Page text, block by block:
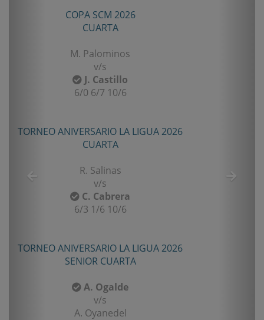
TORNEO ANIVERSARIO LA LIGUA 2026
SENIOR TERCERA
B. Castillo
v/s
F. Gomez
6/2 7/5
TORNEO TENIS TOUR QUINTA 2026
PRIMERA
E. Castro
v/s
I. Rubiño
6-4/1-6/11-9
TORNEO TENIS TOUR QUINTA 2026
PRIMERA
F. Matamala
v/s
L. Palma